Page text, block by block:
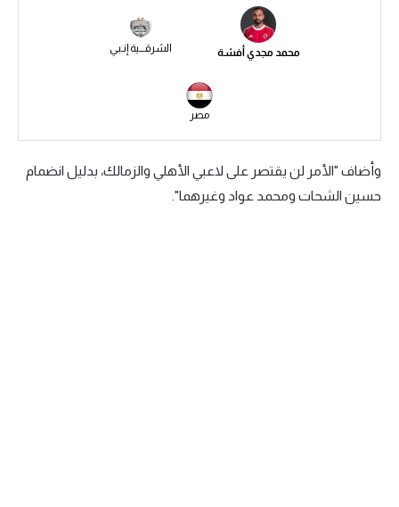
أمم إفريقيا
كرة السلة الأمريكية
كرة سلة
محمد مجدي أفشة الشرقـــية إنـبي
مصر
وأضاف "الأمر لن يقتصر على لاعبي الأهلي والزمالك، بدليل انضمام
حسين الشحات ومحمد عواد وغيرهما".